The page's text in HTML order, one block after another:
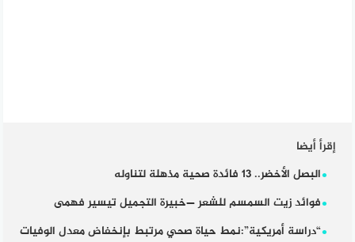
إقرأ أيضا
البصل الأخضر.. 13 فائدة صحية مذهلة لتناوله
فوائد زيت السمسم للشعر —خبيرة التجميل تيسير فهمى
“دراسة أمريكية”:نمط حياة صحي مرتبط بإنخفاض معدل الوفيات